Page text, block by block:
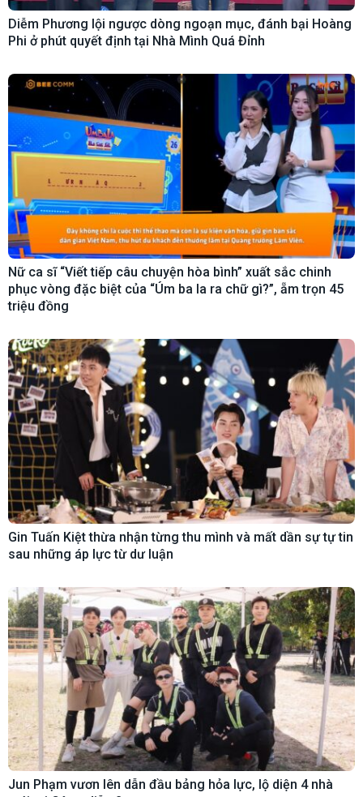
Diễm Phương lội ngược dòng ngoạn mục, đánh bại Hoàng
Phi ở phút quyết định tại Nhà Mình Quá Đỉnh
Nữ ca sĩ “Viết tiếp câu chuyện hòa bình” xuất sắc chinh
phục vòng đặc biệt của “Úm ba la ra chữ gì?”, ẵm trọn 45
triệu đồng
Gin Tuấn Kiệt thừa nhận từng thu mình và mất dần sự tự tin
sau những áp lực từ dư luận
Jun Phạm vươn lên dẫn đầu bảng hỏa lực, lộ diện 4 nhà